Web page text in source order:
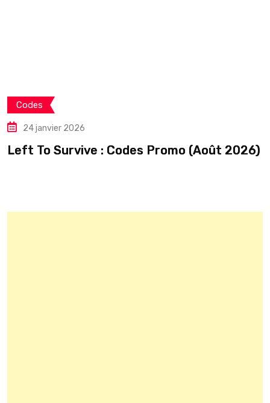
Codes
24 janvier 2026
Left To Survive : Codes Promo (Août 2026)